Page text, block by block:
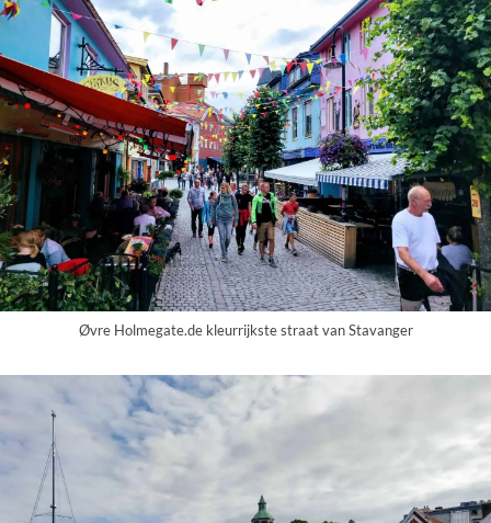
Øvre Holmegate.de kleurrijkste straat van Stavanger